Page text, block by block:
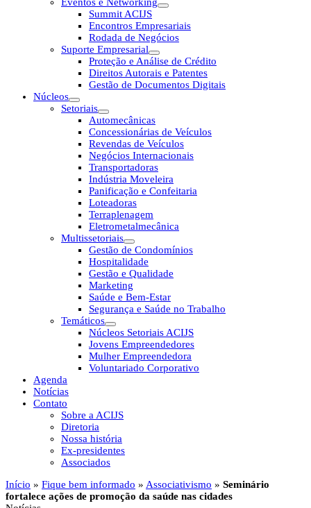
Summit ACIJS
Encontros Empresariais
Rodada de Negócios
Suporte Empresarial
Proteção e Análise de Crédito
Direitos Autorais e Patentes
Gestão de Documentos Digitais
Núcleos
Setoriais
Automecânicas
Concessionárias de Veículos
Revendas de Veículos
Negócios Internacionais
Transportadoras
Indústria Moveleira
Panificação e Confeitaria
Loteadoras
Terraplenagem
Eletrometalmecânica
Multissetoriais
Gestão de Condomínios
Hospitalidade
Gestão e Qualidade
Marketing
Saúde e Bem-Estar
Segurança e Saúde no Trabalho
Temáticos
Núcleos Setoriais ACIJS
Jovens Empreendedores
Mulher Empreendedora
Voluntariado Corporativo
Agenda
Notícias
Contato
Sobre a ACIJS
Diretoria
Nossa história
Ex-presidentes
Associados
Início » Fique bem informado » Associativismo » Seminário
fortalece ações de promoção da saúde nas cidades